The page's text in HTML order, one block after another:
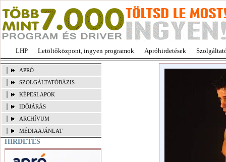
LHP Letöltőközpont, ingyen programok Apróhirdetések
APRÓ
SZOLGÁLTATÓBÁZIS
KÉPESLAPOK
IDŐJÁRÁS
ARCHÍVUM
MÉDIAAJÁNLAT
HIRDETÉS